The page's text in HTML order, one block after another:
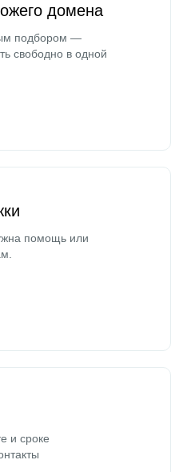
домена
подбором —
свободно в одной
помощь или
и сроке